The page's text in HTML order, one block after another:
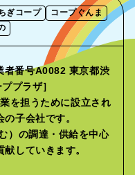
ぎコープ
コープぐんま
者番号A0082 東京都渋
プラザ］
を担うために設立され
子会社です。
）の調達・供給を中心
していきます。